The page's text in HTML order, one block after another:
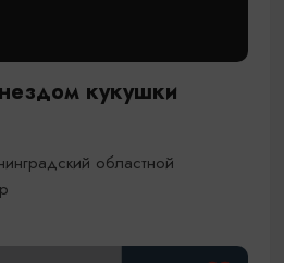
кукушки
областной